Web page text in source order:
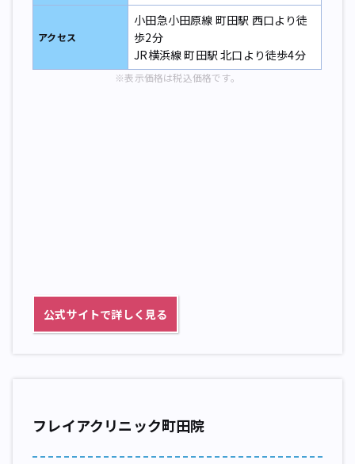
アクセス
小田急小田原線 町田駅 西口より徒
歩2分
JR横浜線 町田駅 北口より徒歩4分
※表示価格は税込価格です。
公式サイトで詳しく見る
フレイアクリニック町田院